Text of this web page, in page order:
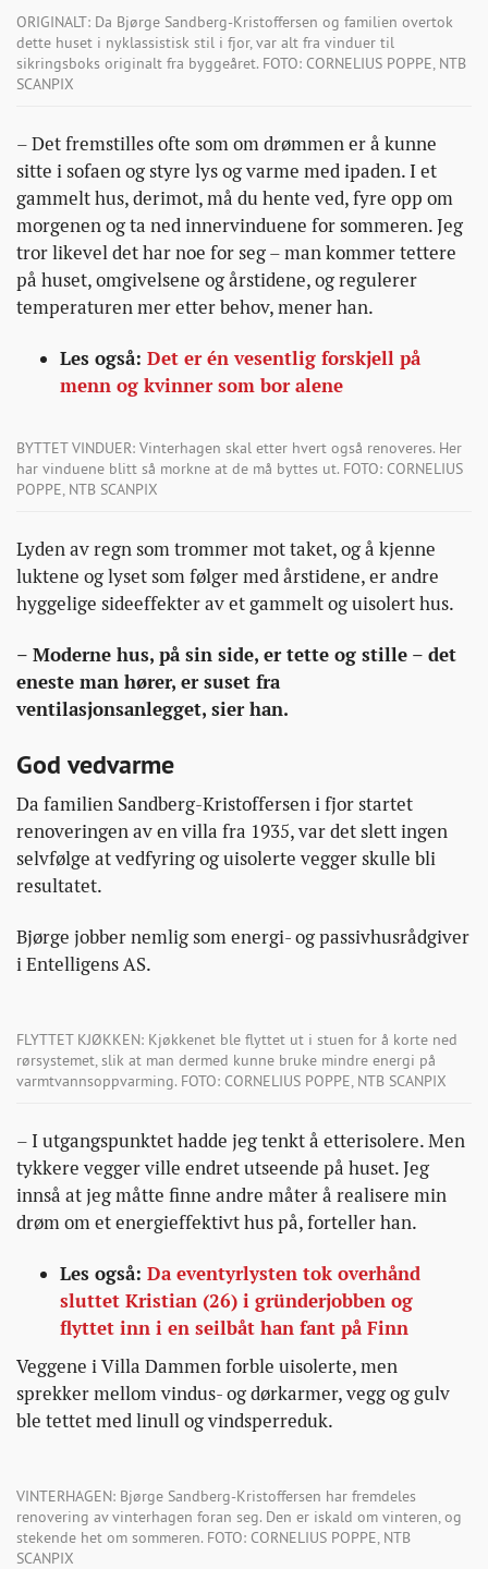
ORIGINALT: Da Bjørge Sandberg-Kristoffersen og familien overtok
dette huset i nyklassistisk stil i fjor, var alt fra vinduer til
sikringsboks originalt fra byggeåret. FOTO: CORNELIUS POPPE, NTB
SCANPIX
– Det fremstilles ofte som om drømmen er å kunne
sitte i sofaen og styre lys og varme med ipaden. I et
gammelt hus, derimot, må du hente ved, fyre opp om
morgenen og ta ned innervinduene for sommeren. Jeg
tror likevel det har noe for seg – man kommer tettere
på huset, omgivelsene og årstidene, og regulerer
temperaturen mer etter behov, mener han.
Les også: Det er én vesentlig forskjell på
menn og kvinner som bor alene
BYTTET VINDUER: Vinterhagen skal etter hvert også renoveres. Her
har vinduene blitt så morkne at de må byttes ut. FOTO: CORNELIUS
POPPE, NTB SCANPIX
Lyden av regn som trommer mot taket, og å kjenne
luktene og lyset som følger med årstidene, er andre
hyggelige sideeffekter av et gammelt og uisolert hus.
– Moderne hus, på sin side, er tette og stille – det
eneste man hører, er suset fra
ventilasjonsanlegget, sier han.
God vedvarme
Da familien Sandberg-Kristoffersen i fjor startet
renoveringen av en villa fra 1935, var det slett ingen
selvfølge at vedfyring og uisolerte vegger skulle bli
resultatet.
Bjørge jobber nemlig som energi- og passivhusrådgiver
i Entelligens AS.
FLYTTET KJØKKEN: Kjøkkenet ble flyttet ut i stuen for å korte ned
rørsystemet, slik at man dermed kunne bruke mindre energi på
varmtvannsoppvarming. FOTO: CORNELIUS POPPE, NTB SCANPIX
– I utgangspunktet hadde jeg tenkt å etterisolere. Men
tykkere vegger ville endret utseende på huset. Jeg
innså at jeg måtte finne andre måter å realisere min
drøm om et energieffektivt hus på, forteller han.
Les også: Da eventyrlysten tok overhånd
sluttet Kristian (26) i gründerjobben og
flyttet inn i en seilbåt han fant på Finn
Veggene i Villa Dammen forble uisolerte, men
sprekker mellom vindus- og dørkarmer, vegg og gulv
ble tettet med linull og vindsperreduk.
VINTERHAGEN: Bjørge Sandberg-Kristoffersen har fremdeles
renovering av vinterhagen foran seg. Den er iskald om vinteren, og
stekende het om sommeren. FOTO: CORNELIUS POPPE, NTB
SCANPIX